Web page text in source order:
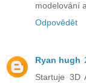
modelování
Odpovědět
Ryan hugh
Startuje 3D